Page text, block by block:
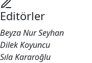
Editörler
Beyza Nur Seyhan
Dilek Koyuncu
Sıla Kararoğlu